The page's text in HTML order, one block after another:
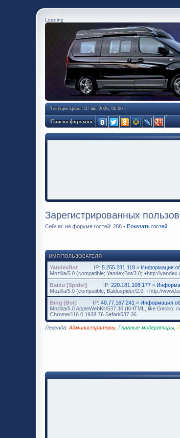
Loading
Текущее время: 07 авг 2026, 00:00
Список форумов
Зарегистрированных
Сейчас на форуме гостей: 288 • Показать гостей
ИМЯ ПОЛЬЗОВАТЕЛЯ
YandexBot IP: 5.255.231.118 » Информация
Mozilla/5.0 (compatible; YandexBot/3.0; +http://
Baidu [Spider] IP: 220.181.108.177 »
Mozilla/5.0 (compatible; Baiduspider/2.0; +http://
Bing [Bot] IP: 40.77.167.241 » Информация
Mozilla/5.0 AppleWebKit/537.36 (KHTML, like Gecko;
Chrome/116.0.1938.76 Safari/537.36
Легенда: Администраторы Главные модераторы